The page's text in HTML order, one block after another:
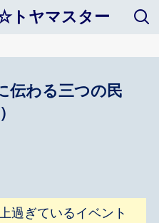
トヤマスター
伝わる三つの民
過ぎているイベント